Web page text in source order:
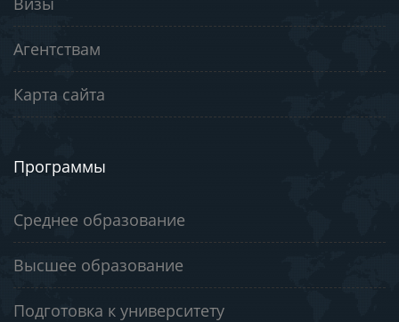
Агентствам
Карта сайта
Программы
Среднее образование
Высшее образование
Подготовка к университету